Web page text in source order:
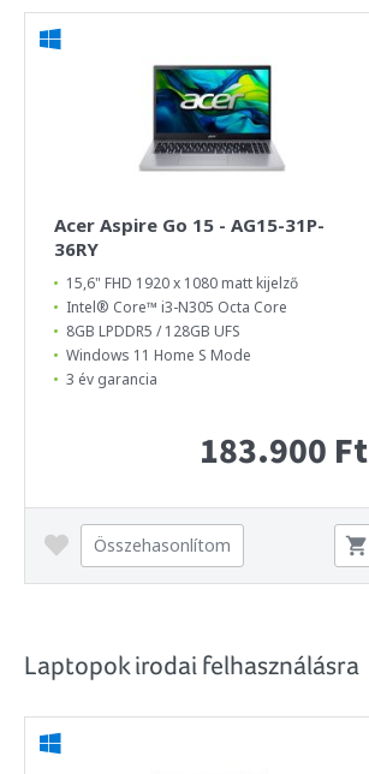
Acer Aspire Go 15 - AG15-31P-
36RY
15,6" FHD 1920 x 1080 matt kijelző
Intel® Core™ i3-N305 Octa Core
8GB LPDDR5 / 128GB UFS
Windows 11 Home S Mode
3 év garancia
183.900 Ft
Összehasonlítom
Laptopok irodai felhasználásra